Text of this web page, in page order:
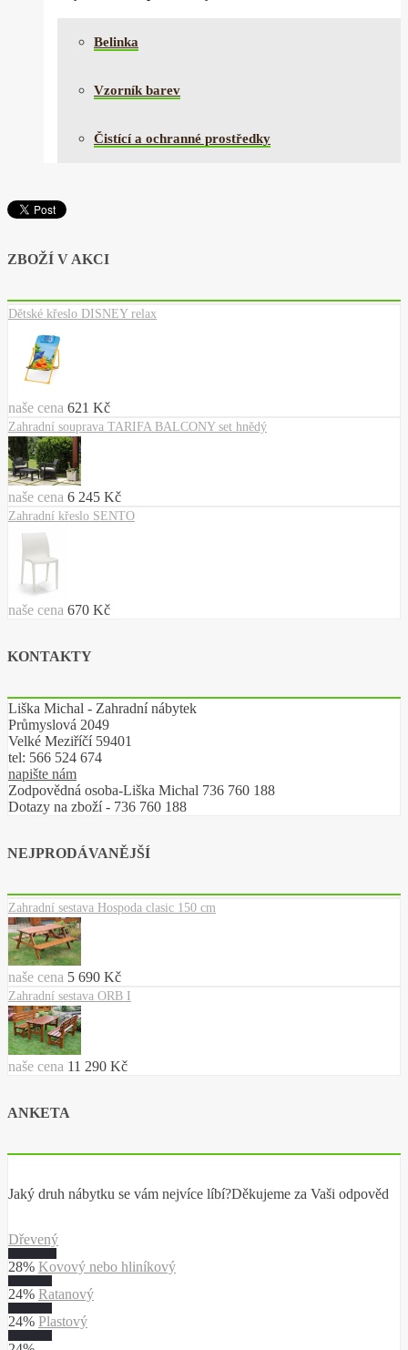
Belinka
Vzorník barev
Čistící a ochranné prostředky
ZBOŽÍ V AKCI
Dětské křeslo DISNEY relax
naše cena 621 Kč
Zahradní souprava TARIFA BALCONY set hnědý
naše cena 6 245 Kč
Zahradní křeslo SENTO
naše cena 670 Kč
KONTAKTY
Liška Michal - Zahradní nábytek
Průmyslová 2049
Velké Meziříčí 59401
tel: 566 524 674
napište nám
Zodpovědná osoba-Liška Michal 736 760 188
Dotazy na zboží - 736 760 188
NEJPRODÁVANĚJŠÍ
Zahradní sestava Hospoda clasic 150 cm
naše cena 5 690 Kč
Zahradní sestava ORB I
naše cena 11 290 Kč
ANKETA
Jaký druh nábytku se vám nejvíce líbí?Děkujeme za Vaši odpověd
Dřevený
28% Kovový nebo hliníkový
24% Ratanový
24% Plastový